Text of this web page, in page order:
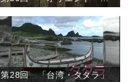
第28回 「台湾・タタラ」